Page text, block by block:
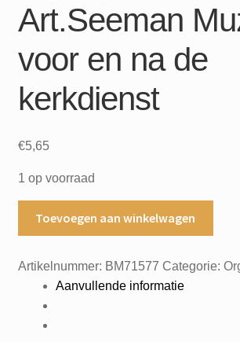
Art.Seeman
voor en na de
kerkdienst
€5,65
1 op voorraad
voor
orgel
(manualiter)
Toevoegen aan winkelwagen
Artikelnummer: BM71577 Categorie:
Aanvullende informatie